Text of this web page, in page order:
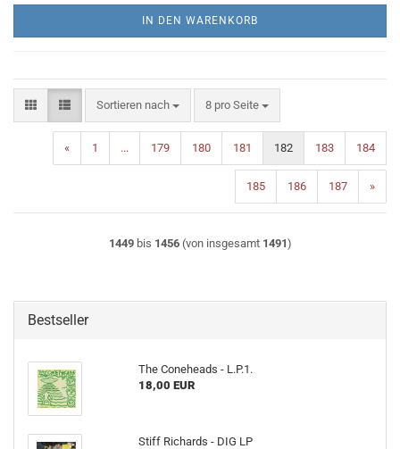
IN DEN WARENKORB
Sortieren nach
Sortieren nach 8 pro Seite
pro Seite
« 1 ... 179 180 181 182 183 184
185 186 187 »
1449bis 1456(von insgesamt 1491)
Bestseller
The Coneheads - L​.​P​.​1.
18,00 EUR
Stiff Richards - DIG LP